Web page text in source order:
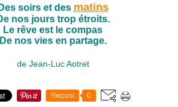
Des soirs et des matins
nos jours trop étroits.
Le rêve est le compas
De nos vies en partage.
de Jean-Luc Aotret
Repost 0